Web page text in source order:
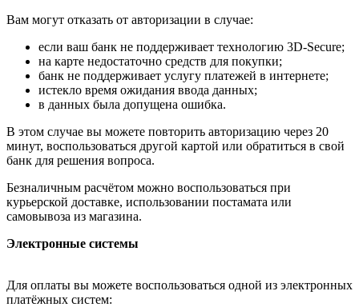
Вам могут отказать от авторизации в случае:
если ваш банк не поддерживает технологию 3D-Secure;
на карте недостаточно средств для покупки;
банк не поддерживает услугу платежей в интернете;
истекло время ожидания ввода данных;
в данных была допущена ошибка.
В этом случае вы можете повторить авторизацию через 20
минут, воспользоваться другой картой или обратиться в свой
банк для решения вопроса.
Безналичным расчётом можно воспользоваться при
курьерской доставке, использовании постамата или
самовывоза из магазина.
Электронные системы
Для оплаты вы можете воспользоваться одной из электронных
платёжных систем: